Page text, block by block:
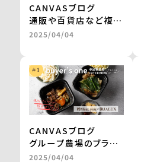
CANVASブログ
通販や百貨店など複数
社との商品開発が一気
拡大を実現 ＜from
buyer’s one＞
2025/04/04
CANVASブログ
グループ農場のブラン
ド和牛を、レンジアップ
2025/04/04